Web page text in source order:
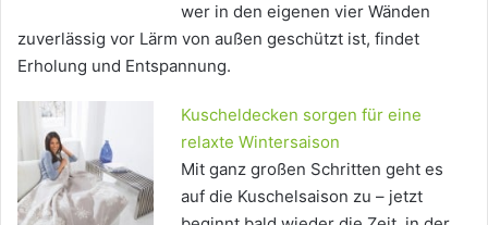
wer in den eigenen vier Wänden
zuverlässig vor Lärm von außen geschützt ist, findet
Erholung und Entspannung.
Kuscheldecken sorgen für eine
relaxte Wintersaison
Mit ganz großen Schritten geht es
auf die Kuschelsaison zu – jetzt